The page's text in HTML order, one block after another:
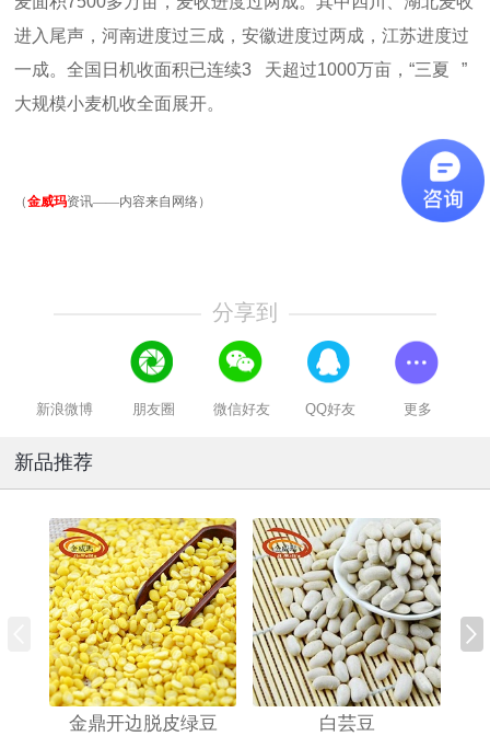
进入尾声，河南进度过三成，安徽进度过两成，江苏进度过
一成。全国日机收面积已连续3 天超过1000万亩， “三夏
”
大规模小麦机收全面展开。
（金威玛资讯——内容来自网络）
分享到
新浪微博 朋友圈 微信好友 QQ好友 更多
新品推荐
金鼎开边脱皮绿豆 白芸豆